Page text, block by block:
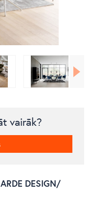
vairāk?
DESIGN/